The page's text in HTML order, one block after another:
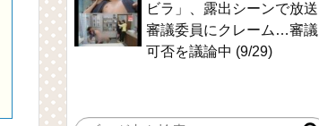
ビラ」、露出シーンで放送
審議委員にクレーム…審議
可否を議論中 (9/29)